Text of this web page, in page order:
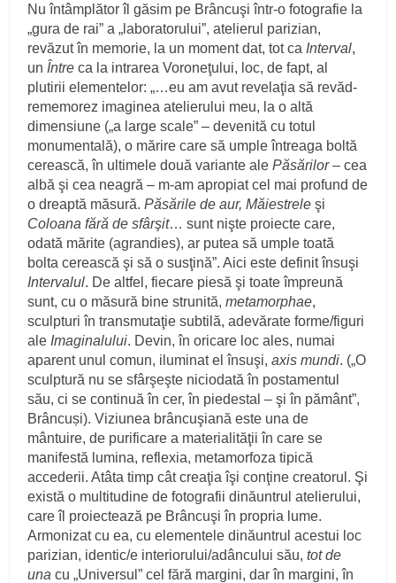
Nu întâmplător îl găsim pe Brâncuşi într-o fotografie la
„gura de rai” a „laboratorului”, atelierul parizian,
revăzut în memorie, la un moment dat, tot ca Interval,
un Între ca la intrarea Voroneţului, loc, de fapt, al
plutirii elementelor: „…eu am avut revelaţia să revăd-
rememorez imaginea atelierului meu, la o altă
dimensiune („a large scale” – devenită cu totul
monumentală), o mărire care să umple întreaga boltă
cerească, în ultimele două variante alePăsărilor– cea
albă şi cea neagră – m-am apropiat cel mai profund de
o dreaptă măsură.Păsările de aur, Măiestrele şi
Coloana fără de sfârşit… sunt nişte proiecte care,
odată mărite (agrandies), ar putea să umple toată
bolta cerească şi să o susţină”. Aici este definit însuşi
Intervalul. De altfel, fiecare piesă şi toate împreună
sunt, cu o măsură bine strunită,metamorphae,
sculpturi în transmutaţie subtilă, adevărate forme/figuri
ale Imaginalului. Devin, în oricare loc ales, numai
aparent unul comun, iluminat el însuşi,axis mundi. („O
sculptură nu se sfârşeşte niciodată în postamentul
său, ci se continuă în cer, în piedestal – şi în pământ”,
Brâncuși). Viziunea brâncuşiană este una de
mântuire, de purificare a materialităţii în care se
manifestă lumina, reflexia, metamorfoza tipică
accederii. Atâta timp cât creaţia îşi conţine creatorul. Şi
există o multitudine de fotografii dinăuntrul atelierului,
care îl proiectează pe Brâncuşi în propria lume.
Armonizat cu ea, cu elementele dinăuntrul acestui loc
parizian, identic/e interiorului/adâncului său,tot de
una cu „Universul” cel fără margini, dar în margini, în